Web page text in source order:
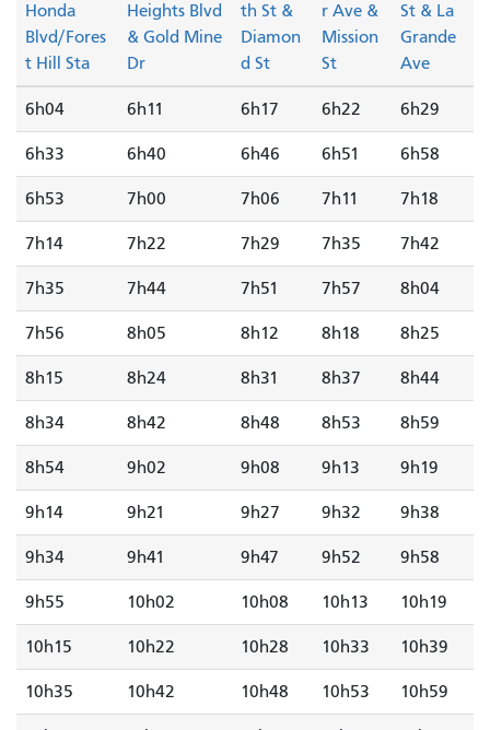
Honda
Blvd/Fores
t Hill Sta
Heights Blvd
& Gold Mine
Dr
th St &
Diamon
d St
r Ave &
Mission
St
St & La
Grande
Ave
6h04 6h11 6h17 6h22 6h29
6h33 6h40 6h46 6h51 6h58
6h53 7h00 7h06 7h11 7h18
7h14 7h22 7h29 7h35 7h42
7h35 7h44 7h51 7h57 8h04
7h56 8h05 8h12 8h18 8h25
8h15 8h24 8h31 8h37 8h44
8h34 8h42 8h48 8h53 8h59
8h54 9h02 9h08 9h13 9h19
9h14 9h21 9h27 9h32 9h38
9h34 9h41 9h47 9h52 9h58
9h55 10h02 10h08 10h13 10h19
10h15 10h22 10h28 10h33 10h39
10h35 10h42 10h48 10h53 10h59